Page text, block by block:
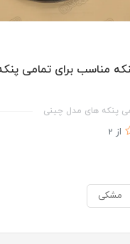
مناسب برای تمامی
پنکه های مدل چینی
از 2
مشکی